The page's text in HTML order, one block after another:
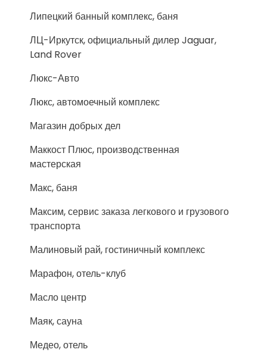
Липецкий банный комплекс, баня
ЛЦ-Иркутск, официальный дилер Jaguar,
Land Rover
Люкс-Авто
Люкс, автомоечный комплекс
Магазин добрых дел
Маккост Плюс, производственная
мастерская
Макс, баня
Максим, сервис заказа легкового и грузового
транспорта
Малиновый рай, гостиничный комплекс
Марафон, отель-клуб
Масло центр
Маяк, сауна
Медео, отель